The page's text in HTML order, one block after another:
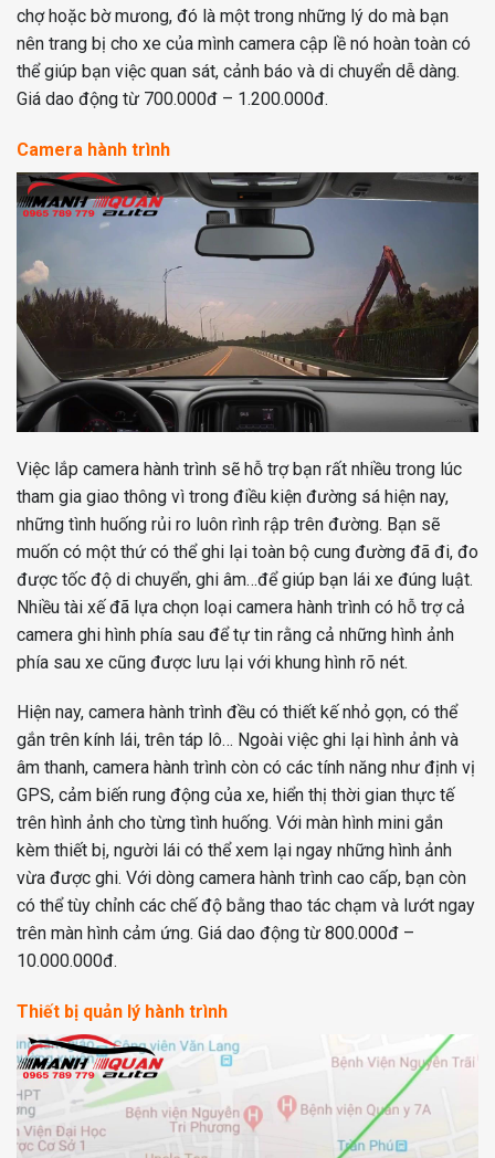
chợ hoặc bờ mưong, đó là một trong những lý do mà bạn
nên trang bị cho xe của mình camera cập lề nó hoàn toàn có
thể giúp bạn việc quan sát, cảnh báo và di chuyển dễ dàng.
Giá dao động từ 700.000đ – 1.200.000đ.
Camera hành trình
Việc lắp camera hành trình sẽ hỗ trợ bạn rất nhiều trong lúc
tham gia giao thông vì trong điều kiện đường sá hiện nay,
những tình huống rủi ro luôn rình rập trên đường. Bạn sẽ
muốn có một thứ có thể ghi lại toàn bộ cung đường đã đi, đo
được tốc độ di chuyển, ghi âm…để giúp bạn lái xe đúng luật.
Nhiều tài xế đã lựa chọn loại camera hành trình có hỗ trợ cả
camera ghi hình phía sau để tự tin rằng cả những hình ảnh
phía sau xe cũng được lưu lại với khung hình rõ nét.
Hiện nay, camera hành trình đều có thiết kế nhỏ gọn, có thể
gắn trên kính lái, trên táp lô… Ngoài việc ghi lại hình ảnh và
âm thanh, camera hành trình còn có các tính năng như định vị
GPS, cảm biến rung động của xe, hiển thị thời gian thực tế
trên hình ảnh cho từng tình huống. Với màn hình mini gắn
kèm thiết bị, người lái có thể xem lại ngay những hình ảnh
vừa được ghi. Với dòng camera hành trình cao cấp, bạn còn
có thể tùy chỉnh các chế độ bằng thao tác chạm và lướt ngay
trên màn hình cảm ứng. Giá dao động từ 800.000đ –
10.000.000đ.
Thiết bị quản lý hành trình